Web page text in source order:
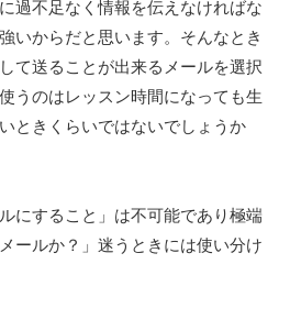
過不足なく情報を伝えなければな
いからだと思います。そんなとき
て送ることが出来るメールを選択
うのはレッスン時間になっても生
ときくらいではないでしょうか
にすること」は不可能であり極端
ールか？」迷うときには使い分け